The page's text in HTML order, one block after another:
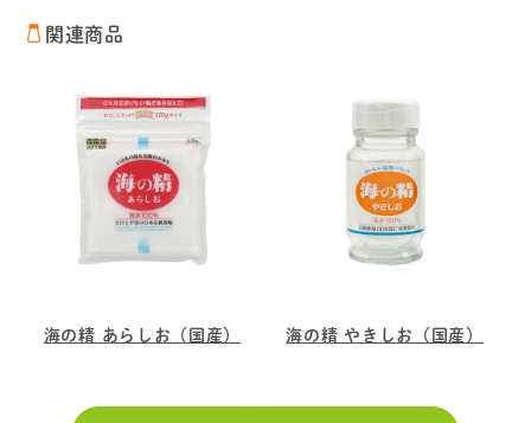
関連商品
海の精 あらしお（国産） 海の精 やきしお（国産）